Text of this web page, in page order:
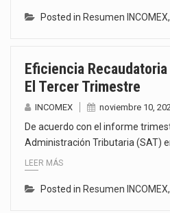
Posted in Resumen INCOMEX,
Eficiencia Recaudatoria
El Tercer Trimestre
INCOMEX noviembre 10,
De acuerdo con el informe
Administración Tributaria (SAT)
LEER MÁS
Posted in Resumen INCOMEX,